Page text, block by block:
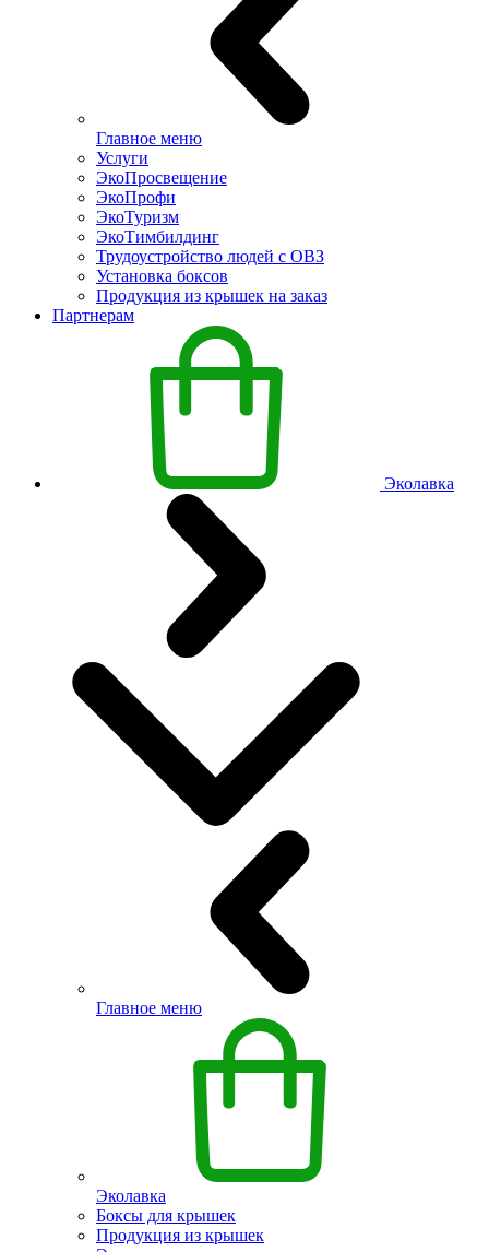
Главное меню
Услуги
ЭкоПросвещение
ЭкоПрофи
ЭкоТуризм
ЭкоТимбилдинг
Трудоустройство людей с ОВЗ
Установка боксов
Продукция из крышек на заказ
Партнерам
Эколавка
Главное меню
Эколавка
Боксы для крышек
Продукция из крышек